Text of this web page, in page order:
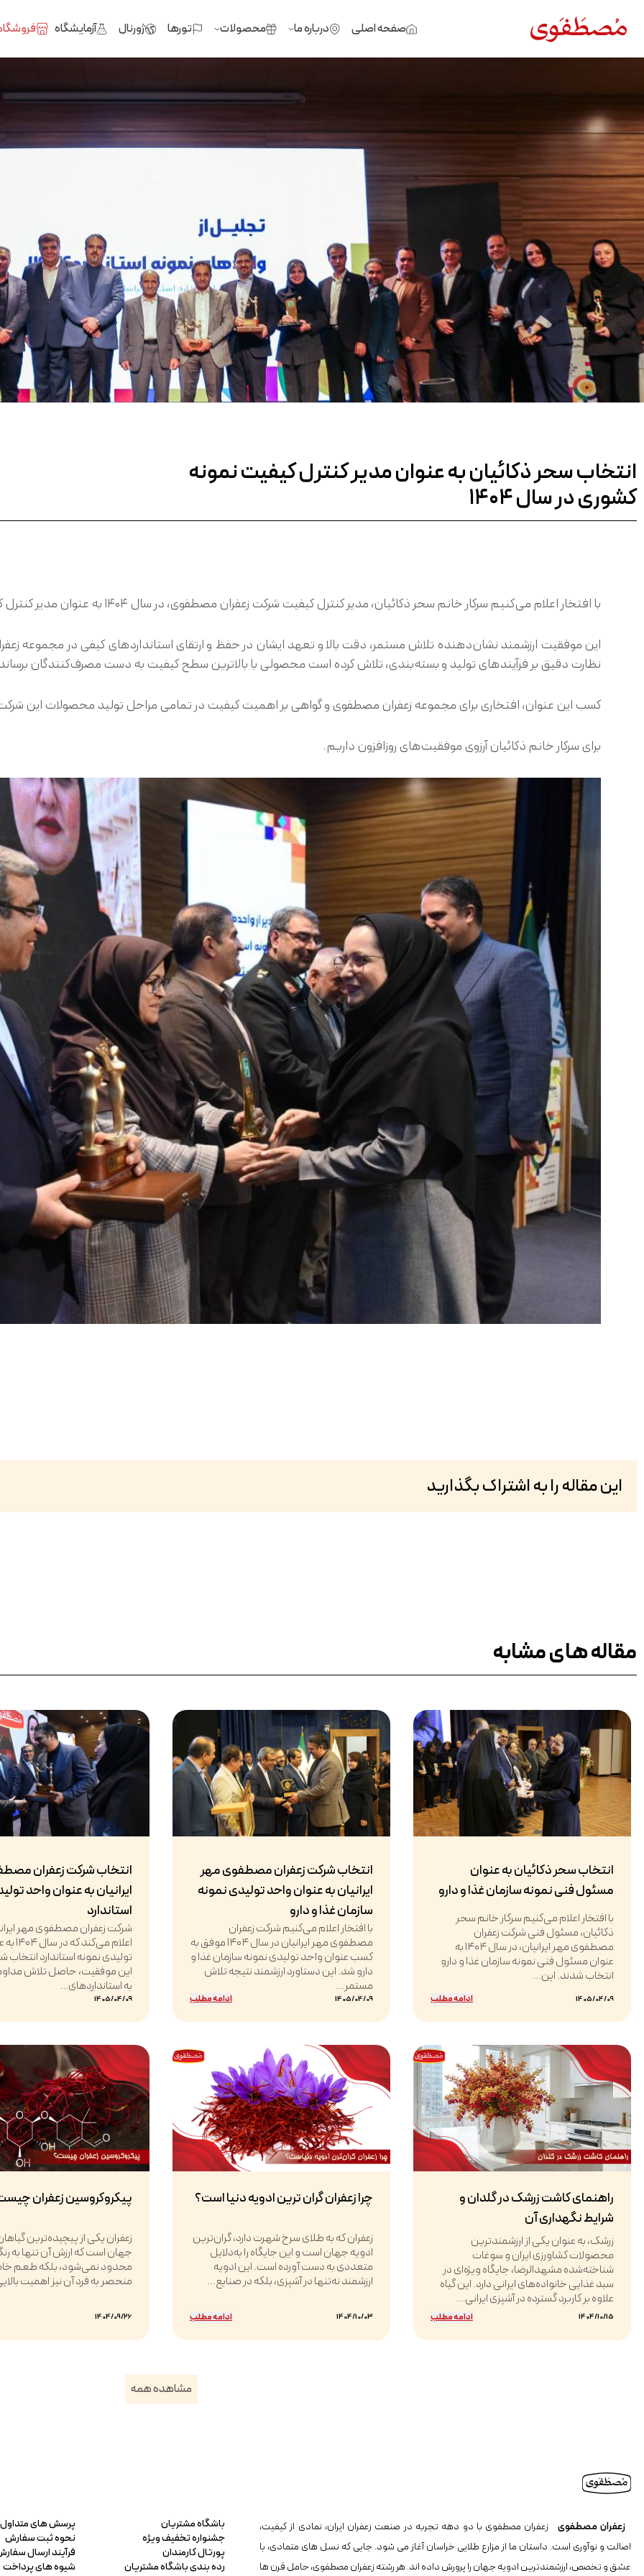
صفحه اصلی درباره ما محصولات تورها ژورنال آزمایشگاه
انتخاب سحر ذکائیان به عنوان مدیر کنترل کیفیت نمونه
کشوری در سال ۱۴۰۴
با افتخار اعلام می‌کنیم سرکار خانم سحر ذکائیان، مدیر کنترل کیفیت شرکت زعفران مصطفوی، در سال ۱۴۰۴ به عنوان مدیر کنترل کیفیت نمونه کشوری انتخاب شدند.
این موفقیت ارزشمند نشان‌دهنده تلاش مستمر، دقت بالا و تعهد ایشان در حفظ و ارتقای استانداردهای کیفی در مجموعه
نظارت دقیق بر فرآیندهای تولید و بسته‌بندی، تلاش کرده است محصولی با بالاترین سطح کیفیت به دست مصرف‌کنندگان
کسب این عنوان، افتخاری برای مجموعه زعفران مصطفوی و گواهی بر اهمیت کیفیت در تمامی مراحل تولید محصولات این
برای سرکار خانم ذکائیان آرزوی موفقیت‌های روزافزون داریم.
این مقاله را به اشتراک بگذارید
مقاله های مشابه
انتخاب سحر ذکائیان به عنوان
مسئول فنی نمونه سازمان غذا و دارو
با افتخار اعلام می‌کنیم سرکار خانم سحر
ذکائیان، مسئول فنی شرکت زعفران
مصطفوی مهر ایرانیان، در سال ۱۴۰۴ به
عنوان مسئول فنی نمونه سازمان غذا و دارو
انتخاب شدند. این...
1405/04/09 ادامه مطلب
انتخاب شرکت زعفران مصطفوی مهر
ایرانیان به عنوان واحد تولیدی نمونه
سازمان غذا و دارو
با افتخار اعلام می‌کنیم شرکت زعفران
مصطفوی مهر ایرانیان در سال ۱۴۰۴ موفق به
کسب عنوان واحد تولیدی نمونه سازمان غذا و
دارو شد. این دستاورد ارزشمند نتیجه تلاش
مستمر...
1405/04/09 ادامه مطلب
انتخاب شرکت زعفران
ایرانیان به عنوان واحد
استاندارد
شرکت زعفران مصطفوی مهر
اعلام
تولیدی نمونه استاندارد
این موفقیت، حاصل تلاش
به استانداردهای...
1405/04/09
راهنمای کاشت زرشک در گلدان و
شرایط نگهداری آن
زرشک، به عنوان یکی از ارزشمندترین
محصولات کشاورزی ایران و سوغات
شناخته‌شده مشهدالرضا، جایگاه ویژه‌ای در
سبد غذایی خانواده‌های ایرانی دارد. این گیاه
علاوه بر کاربرد گسترده در آشپزی ایرانی...
1404/10/15 ادامه مطلب
چرا زعفران گران ترین ادویه دنیا است؟
زعفران که به طلای سرخ شهرت دارد، گران‌ترین
ادویه جهان است و این جایگاه را به‌دلایل
متعددی به دست آورده است. این ادویه
ارزشمند نه‌تنها در آشپزی، بلکه در صنایع...
1404/10/03 ادامه مطلب
پیکروکروسین زعفران
زعفران یکی از پیچیده‌ترین
جهان است که ارزش آن تنها به
محدود نمی‌شود، بلکه طعم
منحصر به فرد آن نیز اهمیت
1404/09/26
مشاهده همه
زعفران مصطفوی
زعفران مصطفوی با دو دهه تجربه در صنعت زعفران ایران، نمادی از کیفیت،
اصالت و نوآوری است. داستان ما از مزارع طلایی خراسان آغاز می شود. جایی که نسل های متمادی، با
عشق و تخصص، ارزشمندترین ادویه جهان را پرورش داده اند. هر رشته زعفران مصطفوی، حامل قرن ها
باشگاه مشتریان
جشنواره تخفیف ویژه
پورتال کارمندان
رده بندی باشگاه مشتریان
پرسش های متداول
نحوه ثبت سفارش
فرآیند ارسال
شیوه های پرداخت